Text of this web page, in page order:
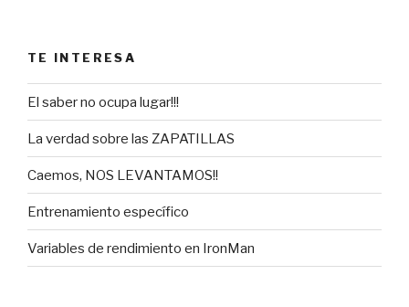
TE INTERESA
El saber no ocupa lugar!!!
La verdad sobre las ZAPATILLAS
Caemos, NOS LEVANTAMOS!!
Entrenamiento específico
Variables de rendimiento en IronMan